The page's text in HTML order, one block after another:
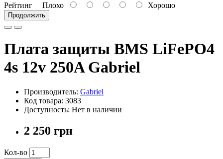
Рейтинг Плохо Хорошо
Продолжить
Плата защиты BMS LiFePO4
4s 12v 250A Gabriel
Производитель: Gabriel
Код товара: 3083
Доступность: Нет в наличии
2 250 грн
Кол-во